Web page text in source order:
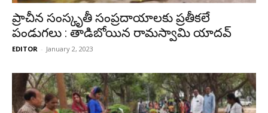
ప్రాచీన సంస్కృతీ సంప్రదాయాలకు ప్రతీకలే
పండుగలు : తాడిబోయిన రామస్వామి యాదవ్
EDITOR - January 2, 2023